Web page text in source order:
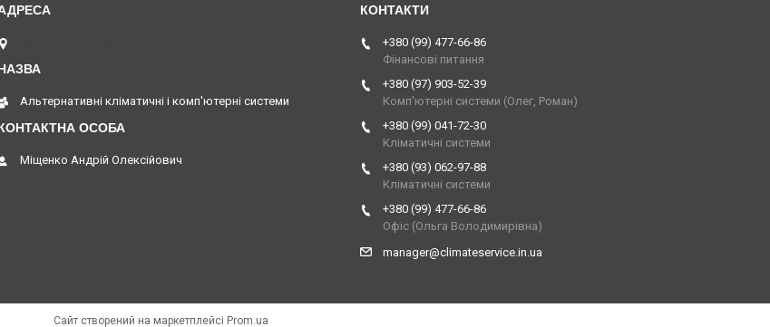
Альтернативні кліматичні і комп'ютерні системи
Міщенко Андрій Олексійович
+380 (99) 477-66-86
Фінансові питання
+380 (97) 903-52-39
Комп'ютерні системи (Олег, Роман)
+380 (99) 041-72-30
Кліматичні системи
+380 (93) 062-97-88
Кліматичні системи
+380 (99) 477-66-86
Офіс (Ольга Володимирівна)
manager@climateservice.in.ua
Сайт створений на маркетплейсі Prom.ua